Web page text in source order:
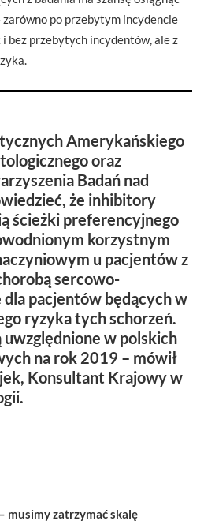
po przebytym incydencie
bez przebytych incydentów, ale z
Amerykańskiego
oraz
Badań nad
że inhibitory
ścieżki preferencyjnego
korzystnym
u pacjentów z
sercowo-
dla pacjentów będących w
ryzyka tych schorzeń.
uwzględnione w polskich
na rok 2019 – mówił
Konsultant Krajowy w
musimy zatrzymać skalę